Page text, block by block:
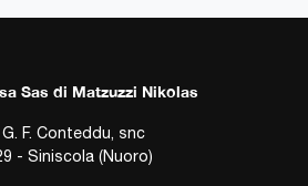
Sas di Matzuzzi Nikolas
F. Conteddu, snc
- Siniscola (Nuoro)